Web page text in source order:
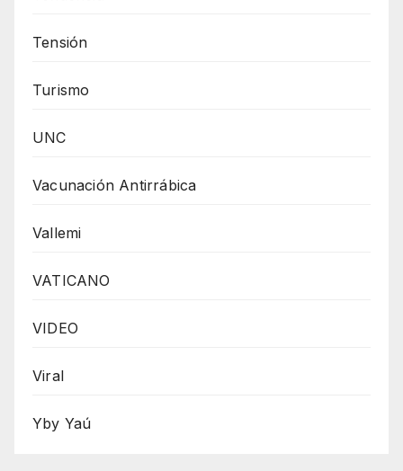
Tensión
Turismo
UNC
Vacunación Antirrábica
Vallemi
VATICANO
VIDEO
Viral
Yby Yaú